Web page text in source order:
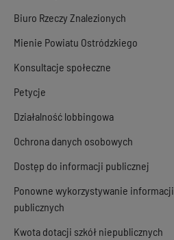
Biuro Rzeczy Znalezionych
Mienie Powiatu Ostródzkiego
Konsultacje społeczne
Petycje
Działalność lobbingowa
Ochrona danych osobowych
Dostęp do informacji publicznej
Ponowne wykorzystywanie informacji
publicznych
Kwota dotacji szkół niepublicznych